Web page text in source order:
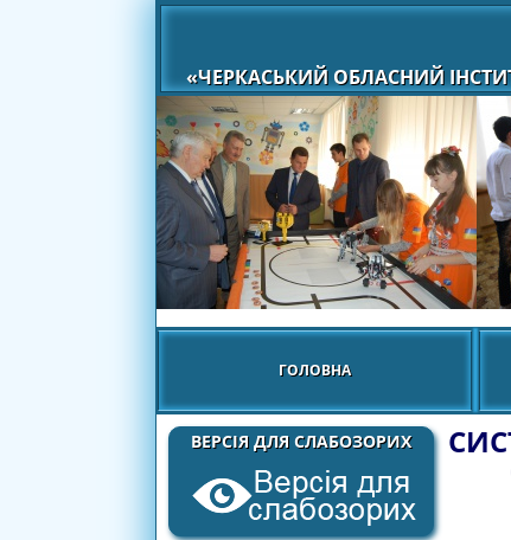
«ЧЕРКАСЬКИЙ ОБЛАСНИЙ
ГОЛОВНА
ВЕРСІЯ ДЛЯ СЛАБОЗОРИХ